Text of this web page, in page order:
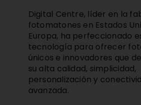
Digital Centre, líder en la
fotomatones en Estados
Europa, ha perfeccionado
tecnología para ofrecer
únicos e innovadores que
su alta calidad, simplicidad,
personalización y
avanzada.